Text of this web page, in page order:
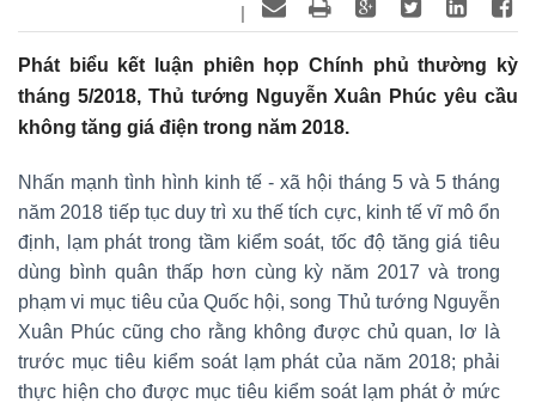
|
Phát biểu kết luận phiên họp Chính phủ thường kỳ
tháng 5/2018, Thủ tướng Nguyễn Xuân Phúc yêu cầu
không tăng giá điện trong năm 2018.
Nhấn mạnh tình hình kinh tế - xã hội tháng 5 và 5 tháng
năm 2018 tiếp tục duy trì xu thế tích cực, kinh tế vĩ mô ổn
định, lạm phát trong tầm kiểm soát, tốc độ tăng giá tiêu
dùng bình quân thấp hơn cùng kỳ năm 2017 và trong
phạm vi mục tiêu của Quốc hội, song Thủ tướng Nguyễn
Xuân Phúc cũng cho rằng không được chủ quan, lơ là
trước mục tiêu kiểm soát lạm phát của năm 2018; phải
thực hiện cho được mục tiêu kiểm soát lạm phát ở mức